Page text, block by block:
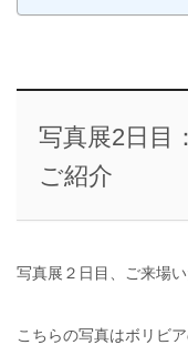
写真展2日目
ご紹介
写真展２日目、ご来場
こちらの写真はボリビ